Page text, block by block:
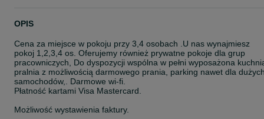
OPIS
Cena za miejsce w pokoju przy 3,4 osobach .U nas wynajmiesz
pokoj 1,2,3,4 os. Oferujemy również prywatne pokoje dla grup
pracowniczych, Do dyspozycji wspólna w pełni wyposażona
pralnia z możliwością darmowego prania, parking nawet dla
samochodów,. Darmowe wi-fi.
Płatność kartami Visa Mastercard.
Możliwość wystawienia faktury.